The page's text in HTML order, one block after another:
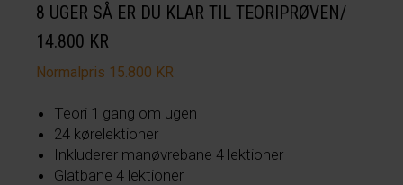
8 UGER SÅ ER DU KLAR TIL TEORIPRØVEN/
14.800 KR
Normalpris 15.800 KR
Teori 1 gang om ugen
24 kørelektioner
Inkluderer manøvrebane 4 lektioner
Glatbane 4 lektioner